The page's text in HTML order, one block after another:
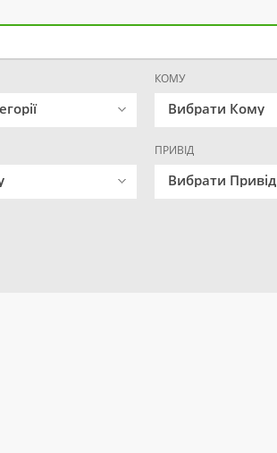
КОМУ
Вибрати Кому
ПРИВІД
Вибрати Привід